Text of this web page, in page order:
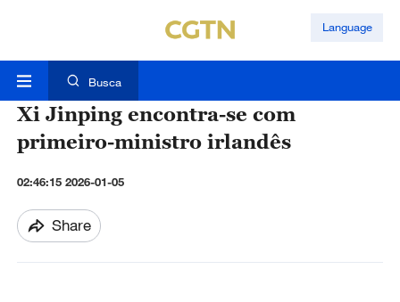
Language
Busca
Xi Jinping encontra-se com
primeiro-ministro irlandês
02:46:15 2026-01-05
Share